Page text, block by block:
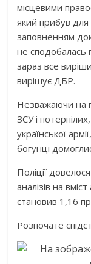
місцевими
який прибув для
заповненням
не сподобалась
зараз все
вирішує ДБР.
Незважаючи на
ЗСУ і
української
богунці
Поліції
аналізів на
становив 1,16
Розпочате